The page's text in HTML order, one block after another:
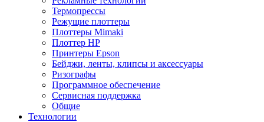
Термопрессы
Режущие плоттеры
Плоттеры Mimaki
Плоттер HP
Принтеры Epson
Бейджи, ленты, клипсы и аксессуары
Ризографы
Программное обеспечение
Сервисная поддержка
Общие
Технологии